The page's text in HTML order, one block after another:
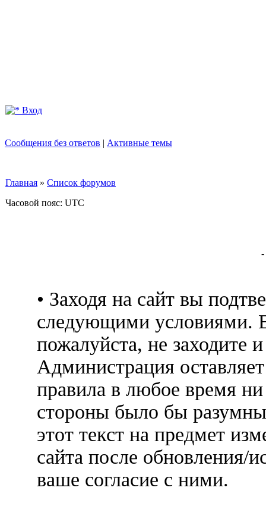
Вход
Сообщения без ответов | Активные темы
Главная » Список форумов
Часовой пояс: UTC
-
• Заходя на сайт вы
следующими условиями.
пожалуйста, не заходите
Администрация
правила в любое время
стороны было бы
этот текст на предмет
сайта после обновления/
ваше согласие с ними.